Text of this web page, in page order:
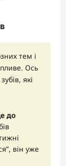
тем і
Ось
які
до
він уже